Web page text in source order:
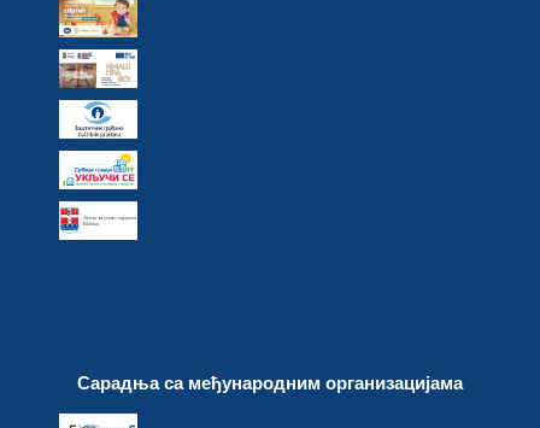
Сарадња са међународним организацијама